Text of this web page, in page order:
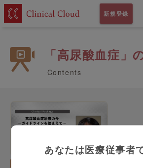
新規登録
「高尿酸血症」
Contents
あなたは医療従事者